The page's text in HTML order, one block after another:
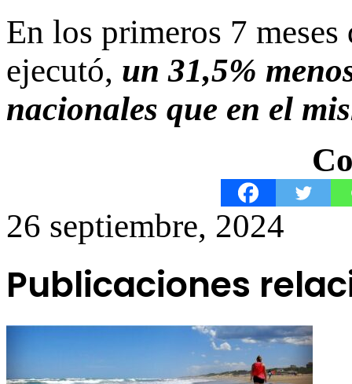
En los primeros 7
ejecutó, un 31,5%
nacionales que en el
26 septiembre, 2024
Publicaciones